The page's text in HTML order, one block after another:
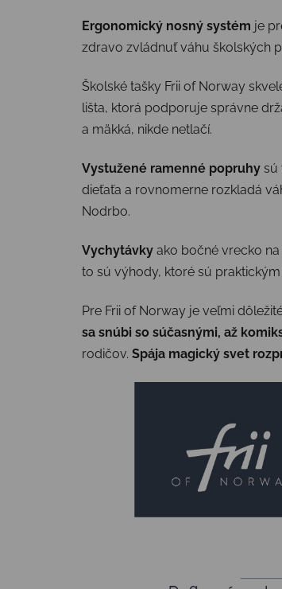
Ergonomický nosný systém je
zdravo zvládnuť váhu školských
Školské tašky Frii of Norway
lišta, ktorá podporuje správne
a mäkká, nikde netlačí.
Vystužené ramenné popruhy sú
dieťaťa a rovnomerne rozkladá
Nodrbo.
Vychytávky ako bočné vrecko
to sú výhody, ktoré sú
Pre Frii of Norway je veľmi
sa snúbi so súčasnými, až
rodičov. Spája magický svet